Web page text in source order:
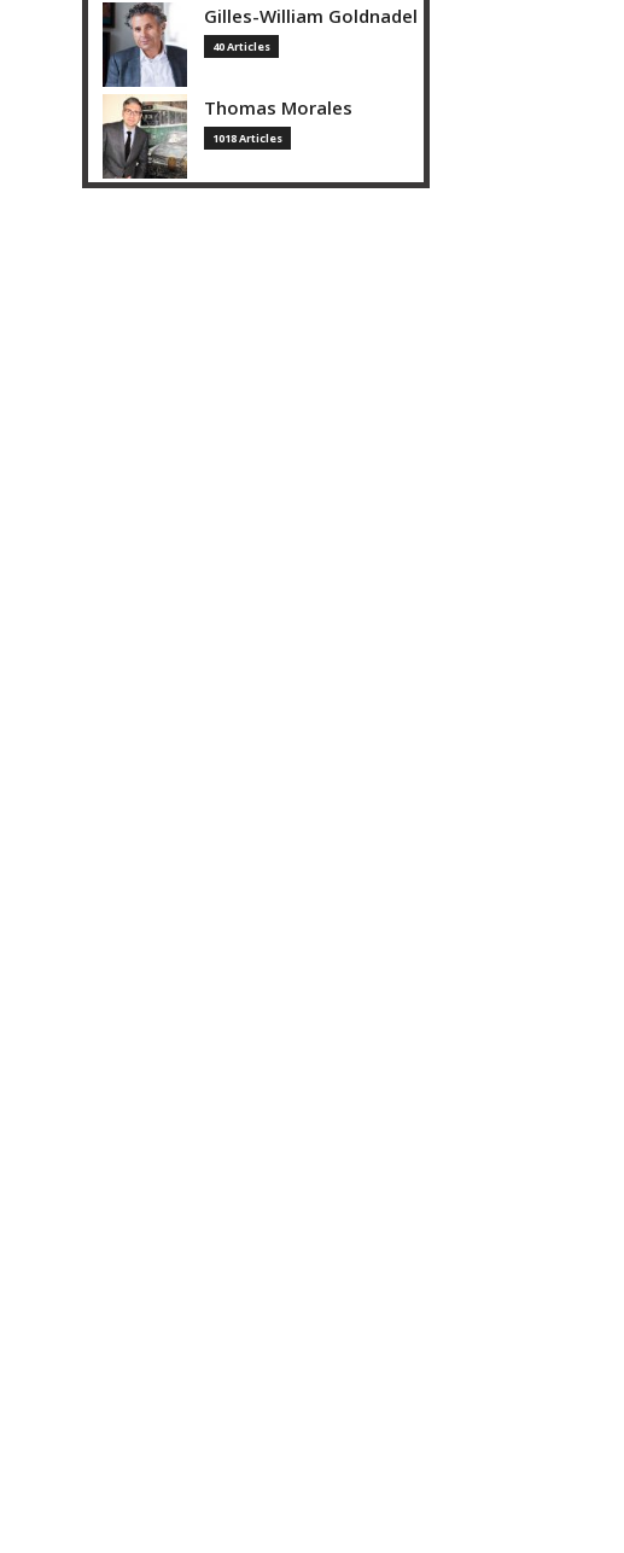
Gilles-William Goldnadel
40 Articles
Thomas Morales
1018 Articles